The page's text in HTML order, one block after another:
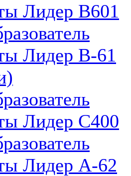
Лидер B601
Лидер В-61
Лидер С400
Лидер А-62